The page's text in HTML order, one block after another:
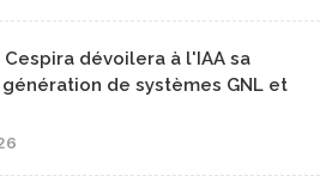
Cespira dévoilera à l'IAA sa
de systèmes GNL et